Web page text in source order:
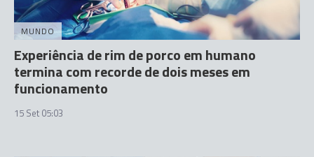
MUNDO
Experiência de rim de porco em humano
termina com recorde de dois meses em
funcionamento
15 Set 05:03